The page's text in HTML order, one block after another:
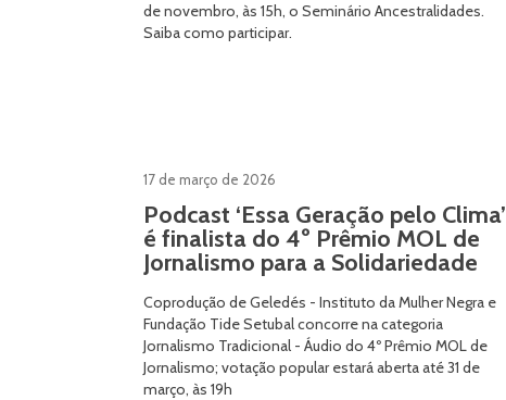
de novembro, às 15h, o Seminário Ancestralidades.
Saiba como participar.
17 de março de 2026
Podcast ‘Essa Geração pelo Clima’
é finalista do 4º Prêmio MOL de
Jornalismo para a Solidariedade
Coprodução de Geledés - Instituto da Mulher Negra e
Fundação Tide Setubal concorre na categoria
Jornalismo Tradicional - Áudio do 4º Prêmio MOL de
Jornalismo; votação popular estará aberta até 31 de
março, às 19h